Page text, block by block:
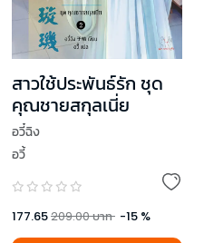
สาวใช้ประพันธ์รัก ชุด
คุณชายสกุลเนี่ย
อวี๋ฉิง
อวี้
177.65209.00บาท -15 %